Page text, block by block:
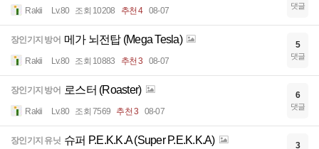
Rakii Lv.80 조회 10208 추천 4 08-07 댓글
장인기지 방어 메가 뇌전탑 (Mega Tesla)
Rakii Lv.80 조회 10883 추천 3 08-07
5
댓글
장인기지 방어 로스터 (Roaster)
Rakii Lv.80 조회 7569 추천 3 08-07
6
댓글
장인기지 유닛 슈퍼 P.E.K.K.A (Super P.E.K.K.A) 3